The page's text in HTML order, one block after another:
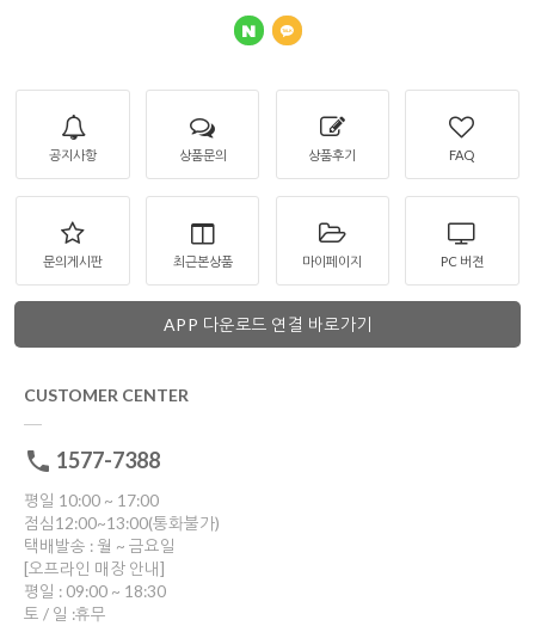
공지사항 상품문의 상품후기 FAQ
문의게시판 최근본상품 마이페이지 PC 버젼
APP 다운로드 연결 바로가기
CUSTOMER CENTER
1577-7388
평일 10:00 ~ 17:00
점심12:00~13:00(통화불가)
택배발송 : 월 ~ 금요일
[오프라인 매장 안내]
평일 : 09:00 ~ 18:30
토 / 일 :휴무